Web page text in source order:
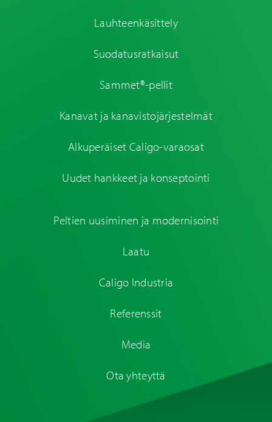
Lauhteenkäsittely
Suodatusratkaisut
Sammet®-pellit
Kanavat ja kanavistojärjestelmät
Alkuperäiset Caligo-varaosat
Uudet hankkeet ja konseptointi
Peltien uusiminen ja modernisointi
Laatu
Caligo Industria
Referenssit
Media
Ota yhteyttä